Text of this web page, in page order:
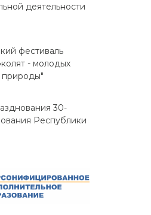
деятельности
фестиваль
- молодых
природы"
30-
Республики